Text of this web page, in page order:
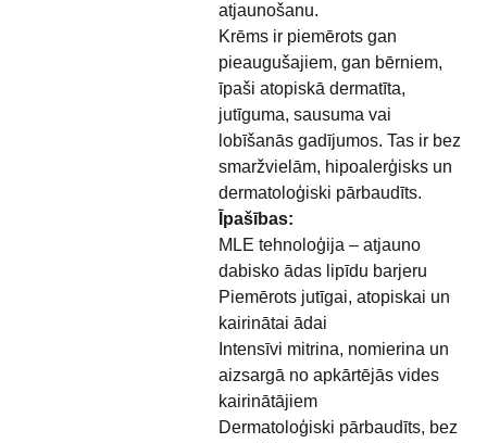
atjaunošanu.
Krēms ir piemērots gan
pieaugušajiem, gan bērniem,
īpaši atopiskā dermatīta,
jutīguma, sausuma vai
lobīšanās gadījumos. Tas ir bez
smaržvielām, hipoalerģisks un
dermatoloģiski pārbaudīts.
Īpašības:
MLE tehnoloģija – atjauno
dabisko ādas lipīdu barjeru
Piemērots jutīgai, atopiskai un
kairinātai ādai
Intensīvi mitrina, nomierina un
aizsargā no apkārtējās vides
kairinātājiem
Dermatoloģiski pārbaudīts, bez